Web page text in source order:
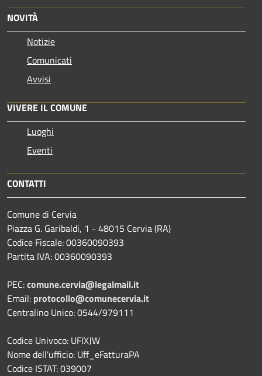
NOVITÀ
Notizie
Comunicati
Avvisi
VIVERE IL COMUNE
Luoghi
Eventi
CONTATTI
Comune di Cervia
Piazza G. Garibaldi, 1 - 48015 Cervia (RA)
Codice Fiscale: 00360090393
Partita IVA: 00360090393
PEC:comune.cervia@legalmail.it
Email: protocollo@comunecervia.it
Centralino Unico: 0544/979111
Codice Univoco: UFIXJW
Nome dell'ufficio: Uff_eFatturaPA
Codice ISTAT: 039007